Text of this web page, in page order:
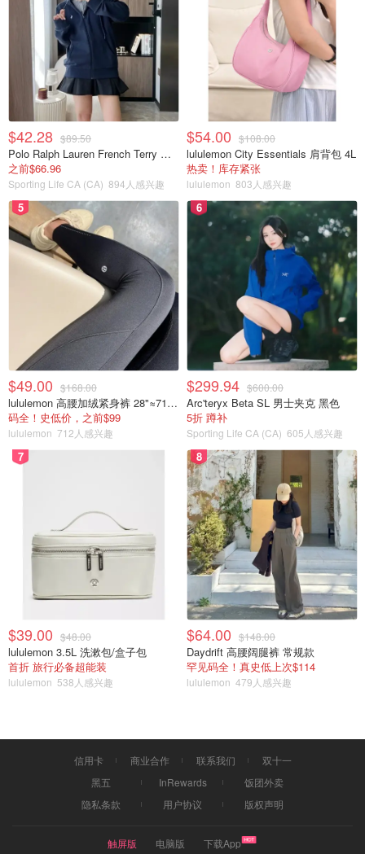
$42.28 $89.50
Polo Ralph Lauren French Terry 女童连帽卫衣 7-16码
之前$66.96
Sporting Life CA (CA) 894人感兴趣
$54.00 $108.00
lululemon City Essentials 肩背包 4L
热卖！库存紧张
lululemon 803人感兴趣
5
$49.00 $168.00
lululemon 高腰加绒紧身裤 28"≈71cm 5个口袋
码全！史低价，之前$99
lululemon 712人感兴趣
6
$299.94 $600.00
Arc'teryx Beta SL 男士夹克 黑色
5折 蹲补
Sporting Life CA (CA) 605人感兴趣
7
$39.00 $48.00
lululemon 3.5L 洗漱包/盒子包
首折 旅行必备超能装
lululemon 538人感兴趣
8
$64.00 $148.00
Daydrift 高腰阔腿裤 常规款
罕见码全！真史低上次$114
lululemon 479人感兴趣
信用卡 商业合作 联系我们
双十一
黑五
InRewards
饭团外卖
隐私条款
用户协议 版权声明
触屏版 电脑版 下载App